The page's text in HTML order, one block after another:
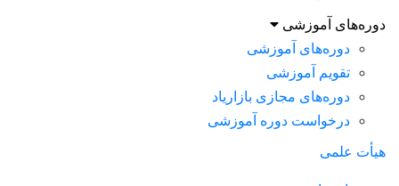
آموزشی
دوره‌های آموزشی
تقویم آموزشی
دوره‌های مجازی بازاریاد
درخواست دوره آموزشی
علمی